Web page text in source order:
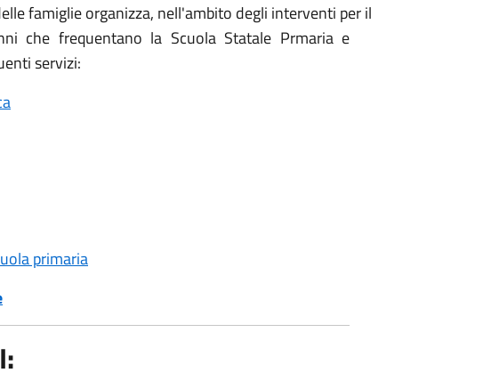
famiglie organizza, nell'ambito degli interventi per il
che frequentano la Scuola Statale Prmaria e
servizi:
primaria